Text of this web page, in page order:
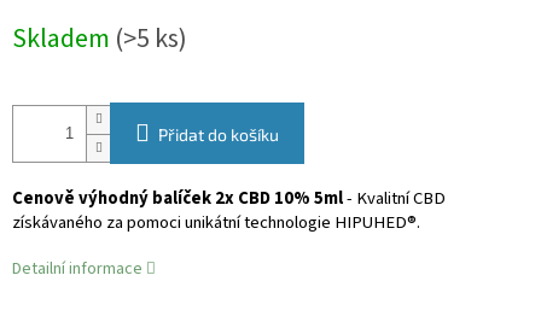
cena:
Skladem (>5 ks)
Přidat do košíku
Cenově výhodný balíček 2x CBD 10% 5ml- Kvalitní CBD
získávaného za pomoci unikátní technologie HIPUHED®.
Detailní informace